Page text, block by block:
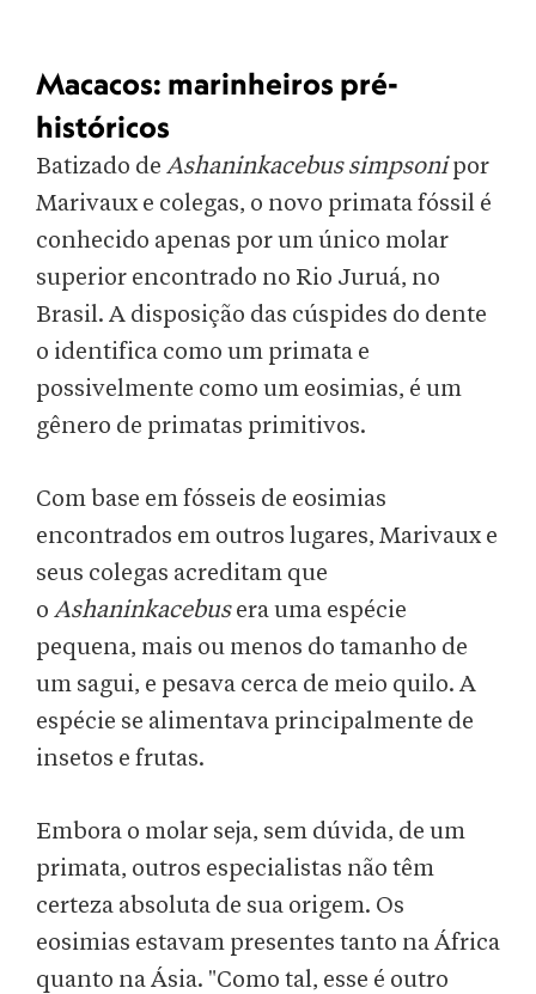
Macacos: marinheiros pré-
históricos
Batizado de Ashaninkacebus simpsonipor
Marivaux e colegas, o novo primata fóssil é
conhecido apenas por um único molar
superior encontrado no Rio Juruá, no
Brasil. A disposição das cúspides do dente
o identifica como um primata e
possivelmente como um eosimias, é um
gênero de primatas primitivos.
Com base em fósseis de eosimias
encontrados em outros lugares, Marivaux e
seus colegas acreditam que
o Ashaninkacebusera uma espécie
pequena, mais ou menos do tamanho de
um sagui, e pesava cerca de meio quilo. A
espécie se alimentava principalmente de
insetos e frutas.
Embora o molar seja, sem dúvida, de um
primata, outros especialistas não têm
certeza absoluta de sua origem. Os
eosimias estavam presentes tanto na África
quanto na Ásia. "Como tal, esse é outro